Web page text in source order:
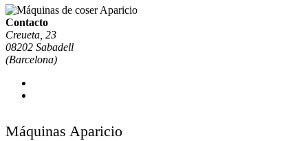
Contacto
Creueta, 23
08202 Sabadell
(Barcelona)
Máquinas Aparicio